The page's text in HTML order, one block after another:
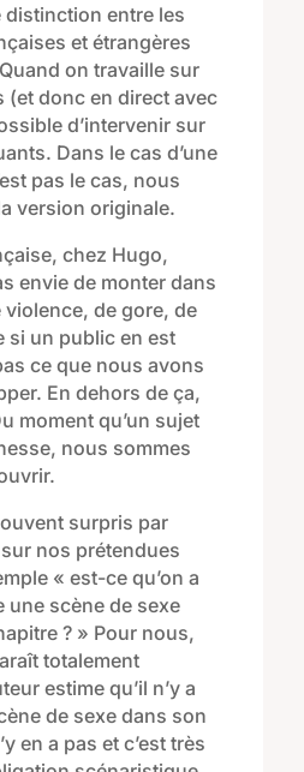
distinction entre les
et étrangères
on travaille sur
(et donc en direct avec
d’intervenir sur
. Dans le cas d’une
pas le cas, nous
version originale.
chez Hugo,
envie de monter dans
violence, de gore, de
si un public en est
ce que nous avons
En dehors de ça,
moment qu’un sujet
nous sommes
surpris par
sur nos prétendues
« est-ce qu’on a
une scène de sexe
? » Pour nous,
totalement
estime qu’il n’y a
de sexe dans son
en a pas et c’est très